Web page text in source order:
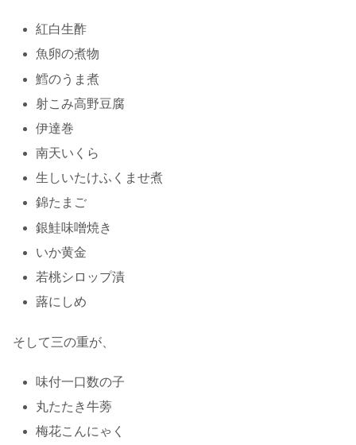
紅白生酢
魚卵の煮物
鱈のうま煮
射こみ高野豆腐
伊達巻
南天いくら
生しいたけふくませ煮
錦たまご
銀鮭味噌焼き
いか黄金
若桃シロップ漬
蕗にしめ
そして三の重が、
味付一口数の子
丸たたき牛蒡
梅花こんにゃく